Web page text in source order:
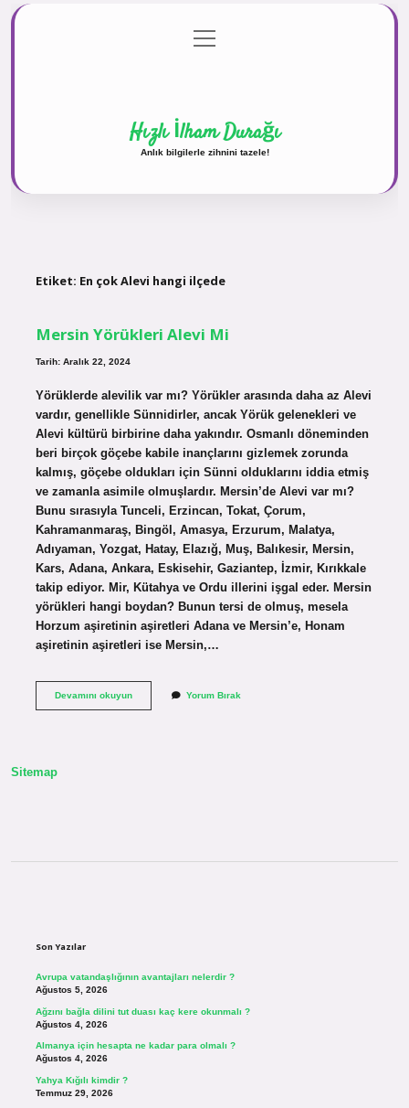
Gizlilik Politikası
menüyü
aç
Hızlı İlham Durağı
Anlık bilgilerle zihnini tazele!
Etiket: En çok Alevi hangi ilçede
Mersin Yörükleri Alevi Mi
Tarih: Aralık 22, 2024
Yörüklerde alevilik var mı? Yörükler arasında daha az Alevi
vardır, genellikle Sünnidirler, ancak Yörük gelenekleri ve
Alevi kültürü birbirine daha yakındır. Osmanlı döneminden
beri birçok göçebe kabile inançlarını gizlemek zorunda
kalmış, göçebe oldukları için Sünni olduklarını iddia etmiş
ve zamanla asimile olmuşlardır. Mersin’de Alevi var mı?
Bunu sırasıyla Tunceli, Erzincan, Tokat, Çorum,
Kahramanmaraş, Bingöl, Amasya, Erzurum, Malatya,
Adıyaman, Yozgat, Hatay, Elazığ, Muş, Balıkesir, Mersin,
Kars, Adana, Ankara, Eskisehir, Gaziantep, İzmir, Kırıkkale
takip ediyor. Mir, Kütahya ve Ordu illerini işgal eder. Mersin
yörükleri hangi boydan? Bunun tersi de olmuş, mesela
Horzum aşiretinin aşiretleri Adana ve Mersin’e, Honam
aşiretinin aşiretleri ise Mersin,…
Devamını okuyunMersin
Yorum Bırak
Sitemap
Son Yazılar
Avrupa vatandaşlığının avantajları nelerdir ?
Ağustos 5, 2026
Ağzını bağla dilini tut duası kaç kere okunmalı ?
Ağustos 4, 2026
Almanya için hesapta ne kadar para olmalı ?
Ağustos 4, 2026
Yahya Kığılı kimdir ?
Temmuz 29, 2026